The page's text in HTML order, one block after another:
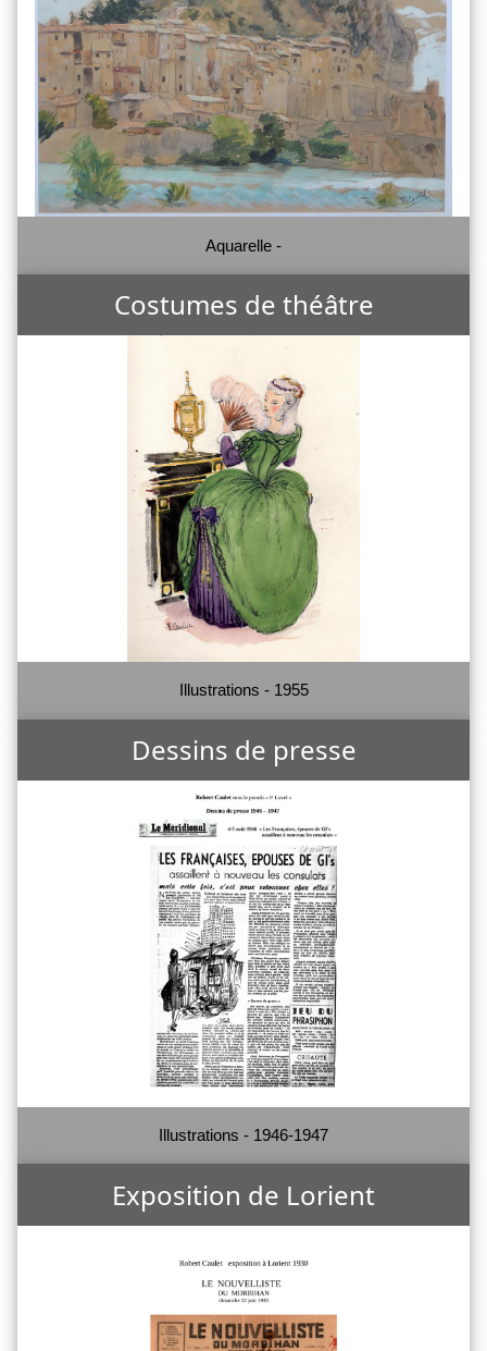
Aquarelle -
Costumes de théâtre
Illustrations - 1955
Dessins de presse
Illustrations - 1946-1947
Exposition de Lorient